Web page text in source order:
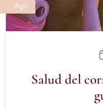
Ago
Salud del